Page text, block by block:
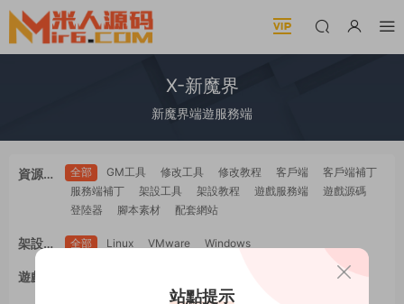
X-新魔界
新魔界端遊服務端
資源類
全部 GM工具 修改工具 修改教程 客戶端
客戶端補丁
服務端補丁
架設工具 架設教程 遊戲服務端
遊戲源碼
登陸器
腳本素材 配套網站
架設系
全部 Linux VMware Windows
遊戲平
多端互通 工具類
站點提示